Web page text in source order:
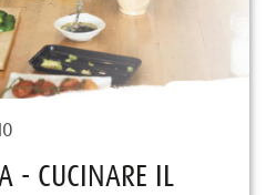
- CUCINARE IL